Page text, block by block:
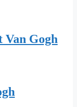
14,99 €.
Van Gogh
14,99 €.